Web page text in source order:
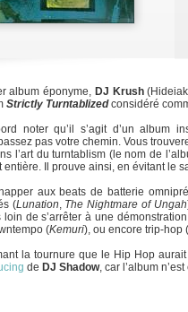
album éponyme, DJ Krush
Strictly Turntablizedconsidéré
noter qu’il s’agit d’un album
pas votre chemin. Vous
l’art du turntablism (le nom de
entière. Il prouve ainsi, en évitant le
aux beats de batterie
(Lunation, The Nightmare of Ungah
loin de s’arrêter à une
(Kemuri), ou encore trip-hop (
la tournure que le Hip Hop
de DJ Shadow, car l’album